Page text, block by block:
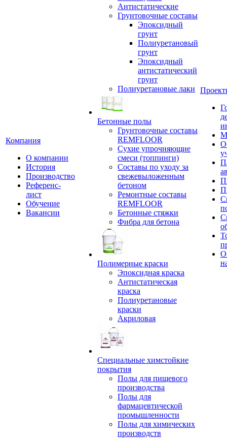
Компания
О компании
История
Производство
Референс-
лист
Обучение
Вакансии
Антистатические
Грунтовочные составы
Эпоксидный
грунт
Полиуретановый
грунт
Эпоксидный
антистатический
грунт
Полиуретановые лаки
Бетонные полы
Грунтовочные составы
REMFLOOR
Сухие упрочняющие
смеси (топпинги)
Составы по уходу за
свежевыложенным
бетоном
Ремонтные составы
REMFLOOR
Бетонные стяжки
Фибра для бетона
Полимерные краски
Эпоксидная краска
Антистатическая
краска
Полиуретановые
краски
Акриловая
Специальные химстойкие
покрытия
Полы для пищевого
производства
Полы для
фармацевтической
промышленности
Полы для химических
производств